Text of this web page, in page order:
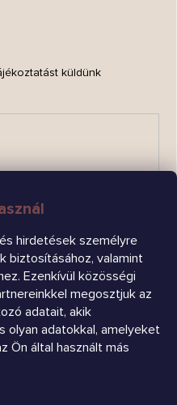
hirdetések személyre
biztosításához, valamint
Ezenkívül közösségi
megosztjuk az
adatait, akik
olyan adatokkal, amelyeket
Ön által használt más
küldünk